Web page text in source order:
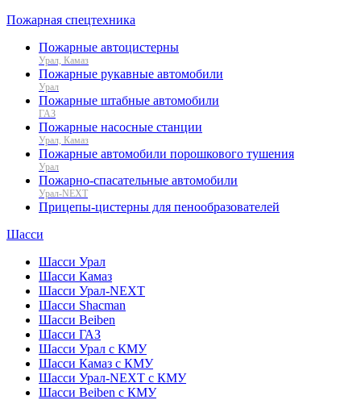
Пожарная спецтехника
Пожарные автоцистерны
Урал, Камаз
Пожарные рукавные автомобили
Урал
Пожарные штабные автомобили
ГАЗ
Пожарные насосные станции
Урал, Камаз
Пожарные автомобили порошкового тушения
Урал
Пожарно-спасательные автомобили
Урал-NEXT
Прицепы-цистерны для пенообразователей
Шасси
Шасси Урал
Шасси Камаз
Шасси Урал-NEXT
Шасси Shacman
Шасси Beiben
Шасси ГАЗ
Шасси Урал с КМУ
Шасси Камаз с КМУ
Шасси Урал-NEXT с КМУ
Шасси Beiben с КМУ